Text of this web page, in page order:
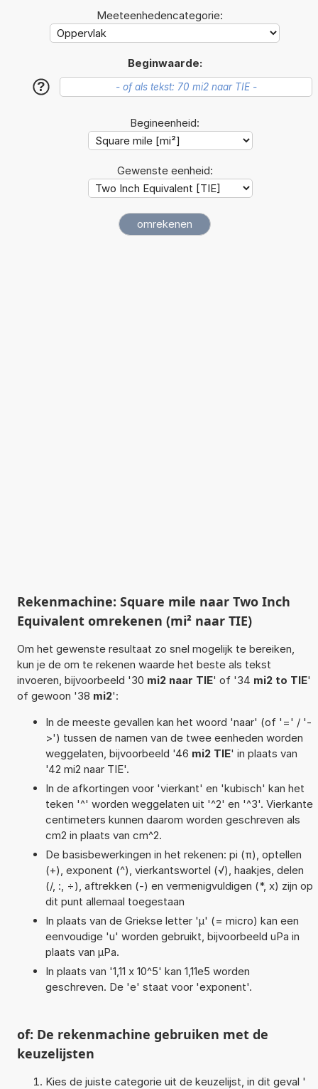
Meeteenhedencategorie:
Beginwaarde:
?
Begineenheid:
Gewenste eenheid:
Rekenmachine: Square mile naar Two Inch
Equivalent omrekenen (mi² naar TIE)
Om het gewenste resultaat zo snel mogelijk te bereiken,
kun je de om te rekenen waarde het beste als tekst
invoeren, bijvoorbeeld '30 mi2 naar TIE' of '34 mi2 to TIE'
of gewoon '38 mi2':
In de meeste gevallen kan het woord 'naar' (of '=' / '-
>') tussen de namen van de twee eenheden worden
weggelaten, bijvoorbeeld '46 mi2 TIE' in plaats van
'42 mi2 naar TIE'.
In de afkortingen voor 'vierkant' en 'kubisch' kan het
teken '^' worden weggelaten uit '^2' en '^3'. Vierkante
centimeters kunnen daarom worden geschreven als
cm2 in plaats van cm^2.
De basisbewerkingen in het rekenen: pi (π), optellen
(+), exponent (^), vierkantswortel (√), haakjes, delen
(/, :, ÷), aftrekken (-) en vermenigvuldigen (*, x) zijn op
dit punt allemaal toegestaan
In plaats van de Griekse letter 'µ' (= micro) kan een
eenvoudige 'u' worden gebruikt, bijvoorbeeld uPa in
plaats van µPa.
In plaats van '1,11 x 10^5' kan 1,11e5 worden
geschreven. De 'e' staat voor 'exponent'.
of: De rekenmachine gebruiken met de
keuzelijsten
Kies de juiste categorie uit de keuzelijst, in dit geval '